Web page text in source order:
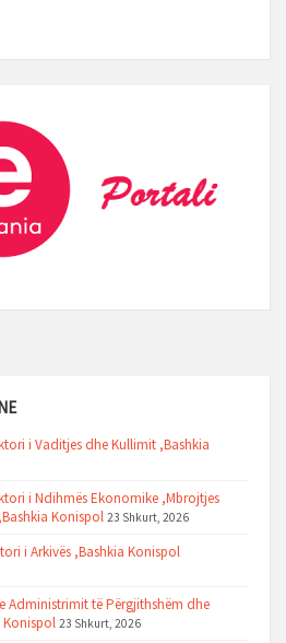
i Vaditjes dhe Kullimit ,Bashkia
i Ndihmës Ekonomike ,Mbrojtjes
Konispol 23 Shkurt, 2026
i Arkivës ,Bashkia Konispol
Administrimit të Përgjithshëm dhe
Konispol 23 Shkurt, 2026